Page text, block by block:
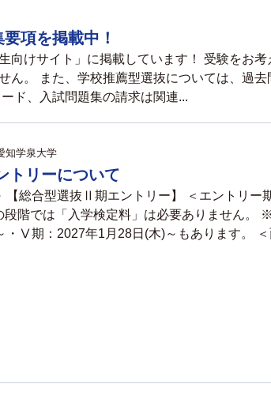
項を掲載中！
けサイト」に掲載しています！ 受験をお
。 また、学校推薦型選抜については、過
ド、入試問題集の請求は関連...
知学泉大学
トリーについて
【総合型選抜Ⅱ期エントリー】 ＜エントリー
段階では「入学検定料」は必要ありません
・Ⅴ期：2027年1月28日(木)～もあります。